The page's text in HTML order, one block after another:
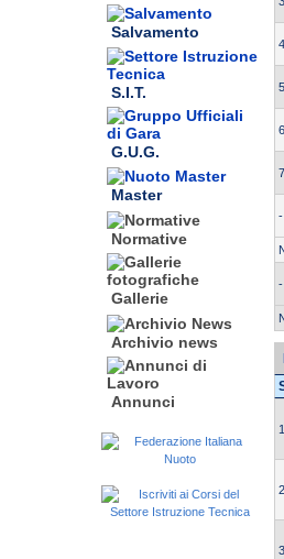
Salvamento
S.I.T.
G.U.G.
Master
Normative
Gallerie
Archivio news
Annunci
-
-